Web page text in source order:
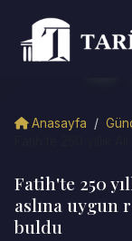
Anasayfa /
Fatih'te 250
aslına uygun
buldu